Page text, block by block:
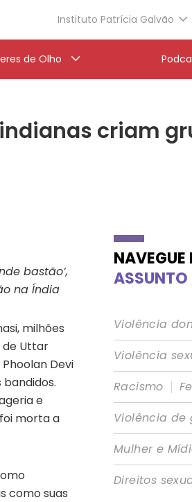
Instituto Patrícia Galvão
de Olho
criam
bastão’,
na Índia
milhões
de Uttar
Devi
e
morta a
como suas
NAVEGUE
ASSUNTO
Violência
Violência
Racismo |
Violência de
Mulher e
Direitos